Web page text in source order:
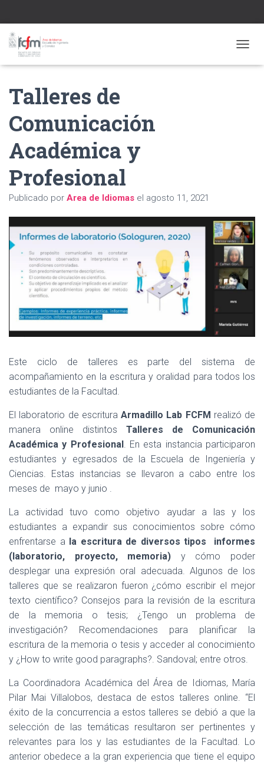
Talleres de
Comunicación
Académica y
Profesional
Publicado por Area de Idiomas el agosto 11, 2021
Este ciclo de talleres es parte del sistema de
acompañamiento en la escritura y oralidad para todos los
estudiantes de la Facultad.
El laboratorio de escrituraArmadillo Lab FCFM realizó de
manera online distintos Talleres de Comunicación
Académica y Profesional . En esta instancia participaron
estudiantes y egresados de la Escuela de Ingeniería y
Ciencias. Estas instancias se llevaron a cabo entre los
meses de mayo y junio .
La actividad tuvo como objetivo ayudar a las y los
estudiantes a expandir sus conocimientos sobre cómo
enfrentarse ala escritura de diversos tipos informes
(laboratorio, proyecto, memoria) y cómo poder
desplegar una expresión oral adecuada. Algunos de los
talleres que se realizaron fueron ¿cómo escribir el mejor
texto científico? Consejos para la revisión de la escritura
de la memoria o tesis; ¿Tengo un problema de
investigación? Recomendaciones para planificar la
escritura de la memoria o tesis y acceder al conocimiento
y ¿How to write good paragraphs?. Sandoval; entre otros.
La Coordinadora Académica del Área de Idiomas, María
Pilar Mai Villalobos, destaca de estos talleres online. “El
éxito de la concurrencia a estos talleres se debió a que la
selección de las temáticas resultaron ser pertinentes y
relevantes para los y las estudiantes de la Facultad. Lo
anterior obedece a la gran experiencia que tiene el equipo